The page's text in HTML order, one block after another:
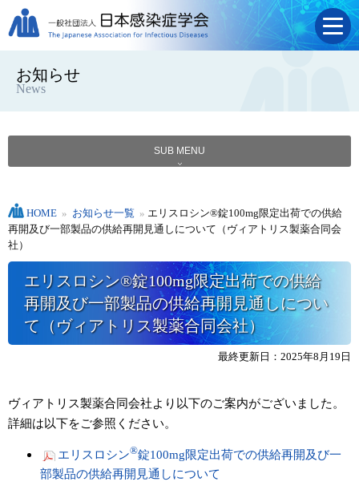
お知らせ
News
SUB MENU
HOME » お知らせ一覧 » エリスロシン®錠100mg限定出荷での供給
再開及び一部製品の供給再開見通しについて（ヴィアトリス製薬合同会
社）
エリスロシン®錠100mg限定出荷での供給
再開及び一部製品の供給再開見通しについ
て（ヴィアトリス製薬合同会社）
最終更新日：2025年8月19日
ヴィアトリス製薬合同会社より以下のご案内がございました。
詳細は以下をご参照ください。
エリスロシン®錠100mg限定出荷での供給再開及び一
部製品の供給再開見通しについて